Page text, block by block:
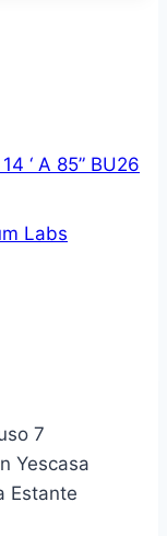
‘ A 85” BU26
Labs
7
Yescasa
Estante